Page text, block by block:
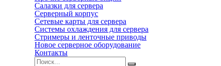
Салазки для сервера
Серверный корпус
Сетевые карты для сервера
Системы охлаждения для сервера
Стримеры и ленточные приводы
Новое серверное оборудование
Контакты